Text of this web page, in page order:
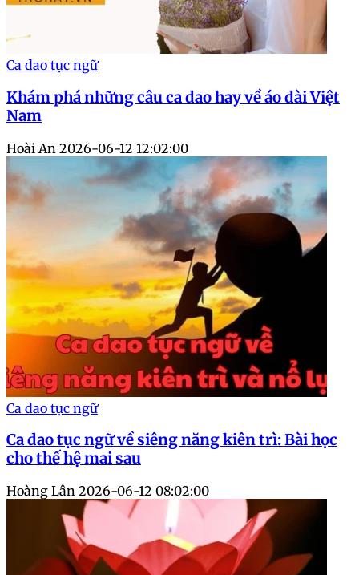
Ca dao tục ngữ
Khám phá những câu ca dao hay về áo dài Việt
Nam
Hoài An 2026-06-12 12:02:00
Ca dao tục ngữ
Ca dao tục ngữ về siêng năng kiên trì: Bài học
cho thế hệ mai sau
Hoàng Lân 2026-06-12 08:02:00